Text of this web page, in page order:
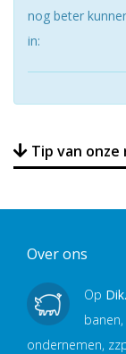
nog beter
in:
Tip van
Over ons
Op
ondernemen,